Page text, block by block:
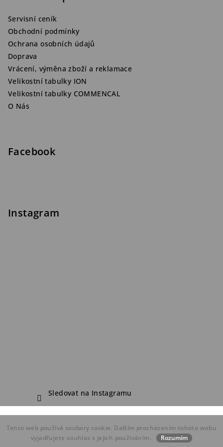
Tento web používá soubory cookie. Dalším procházením tohoto webu
vyjadřujete souhlas s jejich používáním.
Rozumím
Servisní ceník
Obchodní podmínky
Ochrana osobních údajů
Doprava
Vrácení, výměna zboží a reklamace
Velikostní tabulky ION
Velikostní tabulky COMMENCAL
O Nás
Facebook
Instagram
Sledovat na Instagramu
Copyright 2026FDF Bike Shop. Všechna práva vyhrazena.
Vytvořil Shoptet